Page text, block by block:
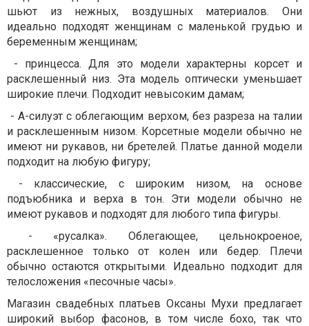
шьют из нежных, воздушных материалов. Они
идеально подходят женщинам с маленькой грудью и
беременным женщинам;
- принцесса. Для это модели характерны корсет и
расклешенный низ. Эта модель оптически уменьшает
широкие плечи. Подходит невысоким дамам;
- А-силуэт с облегающим верхом, без разреза на талии
и расклешенным низом. Корсетные модели обычно не
имеют ни рукавов, ни бретелей. Платье данной модели
подходит на любую фигуру;
- классические, с широким низом, на основе
подъюбника и верха в тон. Эти модели обычно не
имеют рукавов и подходят для любого типа фигуры.
- «русалка». Облегающее, цельнокроеное,
расклешенное только от колен или бедер. Плечи
обычно остаются открытыми. Идеально подходит для
телосложения «песочные часы».
Магазин свадебных платьев Оксаны Мухи предлагает
широкий выбор фасонов, в том числе бохо, так что